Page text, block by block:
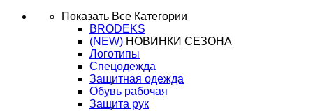
Показать Все Категории
BRODEKS
(NEW) НОВИНКИ СЕЗОНА
Логотипы
Спецодежда
Защитная одежда
Обувь рабочая
Защита рук